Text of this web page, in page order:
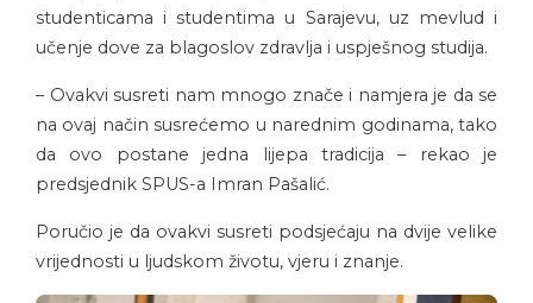
studenticama i studentima u Sarajevu, uz mevlud i
učenje dove za blagoslov zdravlja i uspješnog studija.
– Ovakvi susreti nam mnogo znače i namjera je da se
na ovaj način susrećemo u narednim godinama, tako
da ovo postane jedna lijepa tradicija – rekao je
predsjednik SPUS-a Imran Pašalić.
Poručio je da ovakvi susreti podsjećaju na dvije velike
vrijednosti u ljudskom životu, vjeru i znanje.